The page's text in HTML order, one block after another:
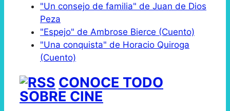
"Un consejo de familia" de Juan de Dios
Peza
"Espejo" de Ambrose Bierce (Cuento)
"Una conquista" de Horacio Quiroga
(Cuento)
CONOCE TODO
SOBRE CINE